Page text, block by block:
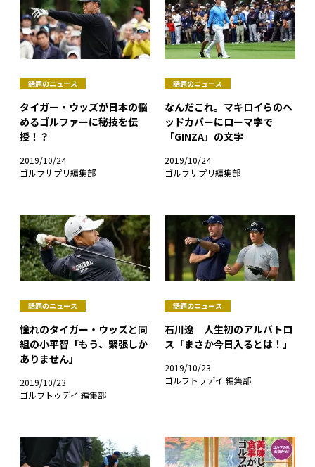
話題のニュース
タイガー・ウッズが日本の悩
めるゴルファーに秘技を伝
授！？
2019/10/24
ゴルフサプリ編集部
話題のニュース
なんだこれ。マキロイらのヘ
ッドカバーにローマ字で
「GINZA」の文字
2019/10/24
ゴルフサプリ編集部
話題のニュース
憧れのタイガー・ウッズと同
組の小平智「もう、緊張しか
ありません」
2019/10/23
ゴルフトゥデイ 編集部
話題のニュース
石川遼 人生初のアルバトロ
ス「まさか今日入るとは！」
2019/10/23
ゴルフトゥデイ 編集部